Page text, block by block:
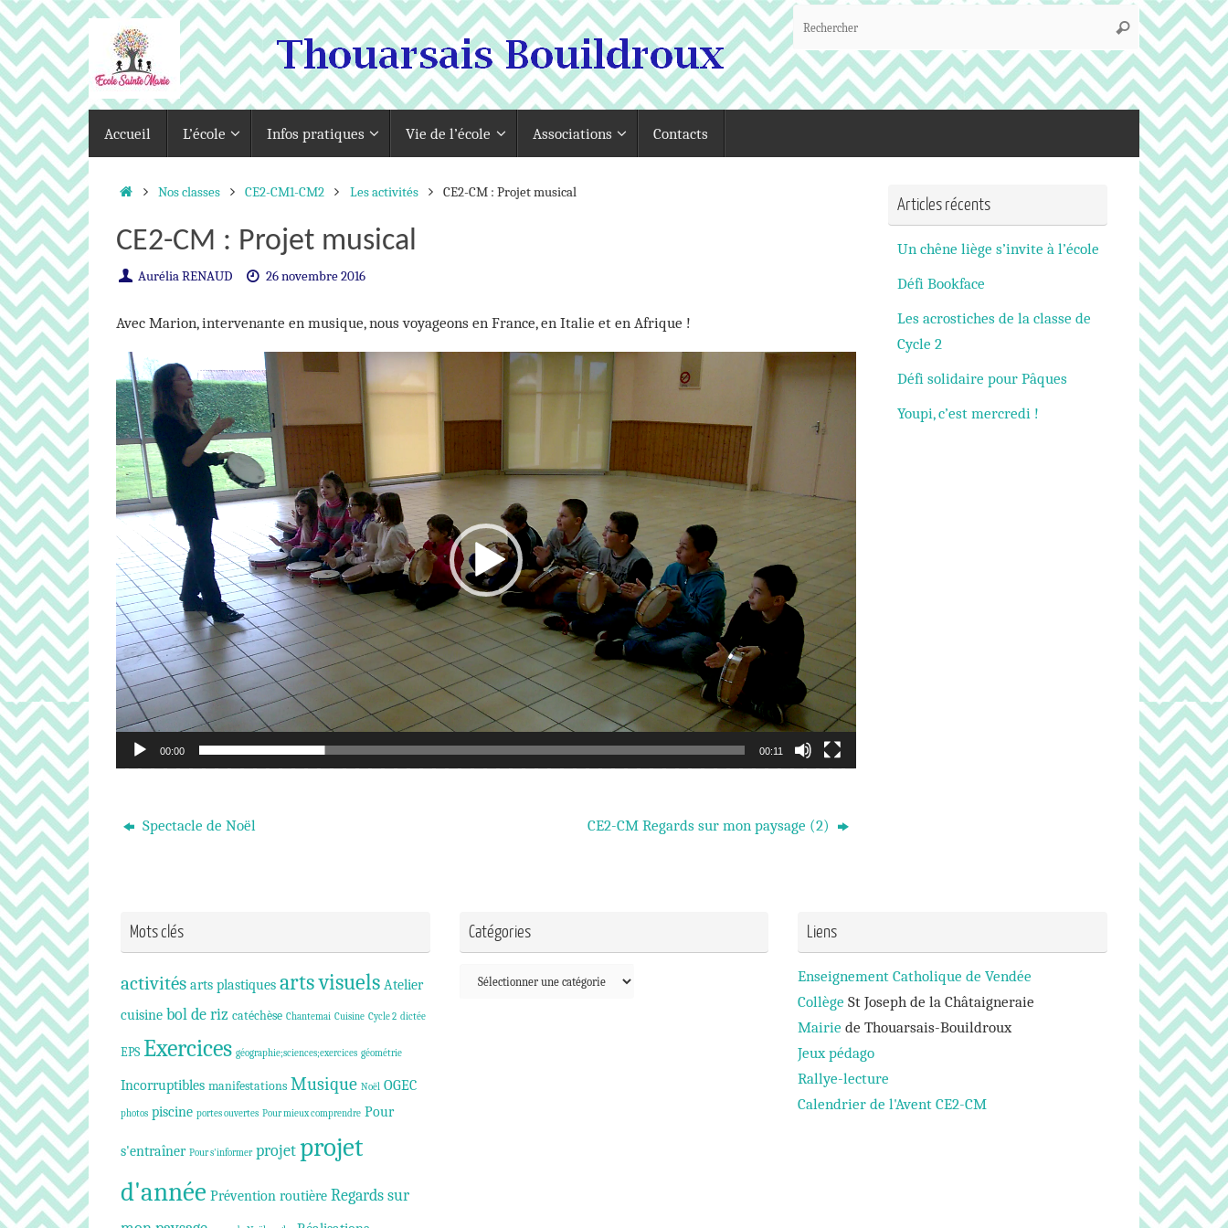
Passer
au
contenu
Recherche
pour
:
Rechercher
au
contenu
Accueil L’école Infos pratiques Vie de l’école Associations Contacts
AccueilNos classes CE2-CM1-CM2 Les activités CE2-CM : Projet musical
CE2-CM : Projet musical
Aurélia RENAUD 26 novembre 2016
Avec Marion, intervenante en musique, nous voyageons en France, en Italie et en Afrique !
Lecteur
vidéo
00:00 00:11
Spectacle de Noël CE2-CM Regards sur mon paysage (2)
Articles récents
Un chêne liège s’invite à l’école
Défi Bookface
Les acrostiches de la classe de
Cycle 2
Défi solidaire pour Pâques
Youpi, c’est mercredi !
Mots clés
activités arts plastiques arts visuels Atelier
cuisine bol de riz catéchèse Chantemai Cuisine Cycle 2 dictée
EPS Exercices géographie;sciences;exercices géométrie
Incorruptibles manifestations Musique Noël OGEC
photos piscine portes ouvertes Pour mieux comprendre Pour
s'entraîner Pour s'informer projetprojet
d'année Prévention routière Regards sur
Catégories
Catégories
Liens
Enseignement Catholique de Vendée
Collège St Joseph de la Châtaigneraie
Mairie de Thouarsais-Bouildroux
Jeux pédago
Rallye-lecture
Calendrier de l'Avent CE2-CM